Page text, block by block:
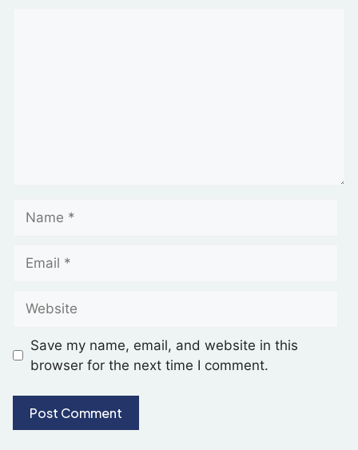
Save my name, email, and website in this
browser for the next time I comment.